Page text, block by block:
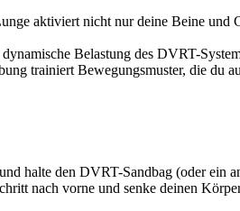
aktiviert nicht nur deine Beine und
Belastung des DVRT-
trainiert Bewegungsmuster, die du
halte den DVRT-Sandbag (oder ein
nach vorne und senke deinen